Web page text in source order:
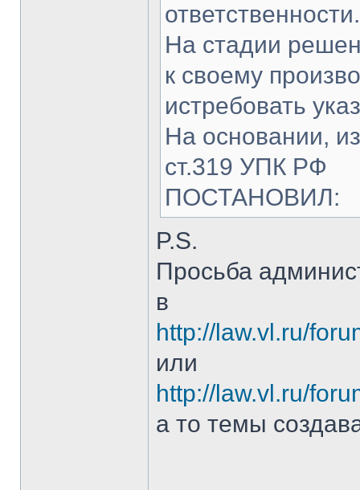
На стадии
к своему
истребовать
На основании,
ст.319 УПК РФ
ПОСТАНОВИЛ:
P.S.
Просьба
в
http://law.vl.ru/
или
http://law.vl.ru/
а то темы